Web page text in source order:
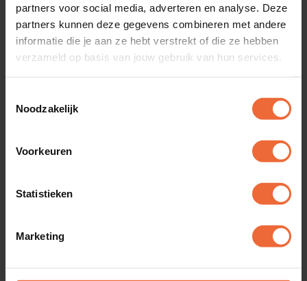
partners voor social media, adverteren en analyse. Deze
partners kunnen deze gegevens combineren met andere
informatie die je aan ze hebt verstrekt of die ze hebben
verzameld op basis van jouw gebruik van hun services.
Noodzakelijk
Voorkeuren
Statistieken
Marketing
Ga aan de slag met data
en neem zelfverzekerde
speciaalbier-actie en kijk welke collega de meeste
specials verkoopt. Dankzij de integratie met je
favoriete bar tools bespaar je op inkoop en is je